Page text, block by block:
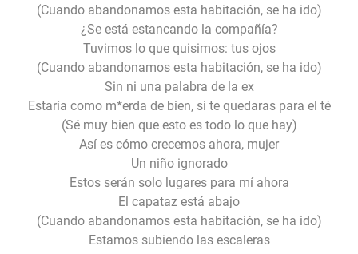
(Cuando abandonamos esta habitación, se ha ido)
¿Se está estancando la compañía?
Tuvimos lo que quisimos: tus ojos
(Cuando abandonamos esta habitación, se ha ido)
Sin ni una palabra de la ex
Estaría como m*erda de bien, si te quedaras para el té
(Sé muy bien que esto es todo lo que hay)
Así es cómo crecemos ahora, mujer
Un niño ignorado
Estos serán solo lugares para mí ahora
El capataz está abajo
(Cuando abandonamos esta habitación, se ha ido)
Estamos subiendo las escaleras